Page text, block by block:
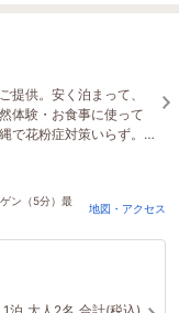
提供。安く泊まって、
体験・お食事に使って
で花粉症対策いらず。
金ありだから安心。
ン（5分）最
地図・アクセス